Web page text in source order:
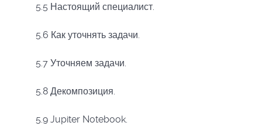
5.5 Настоящий специалист.
5.6 Как уточнять задачи.
5.7 Уточняем задачи.
5.8 Декомпозиция.
5.9 Jupiter Notebook.